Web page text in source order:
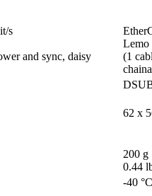
s
and sync, daisy
(1
62 x
200 g
0.44
-40